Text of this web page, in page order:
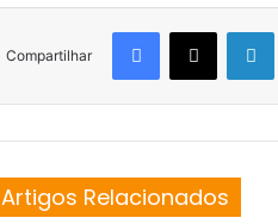
Compartilhar
Facebook
X
Artigos Relacionados